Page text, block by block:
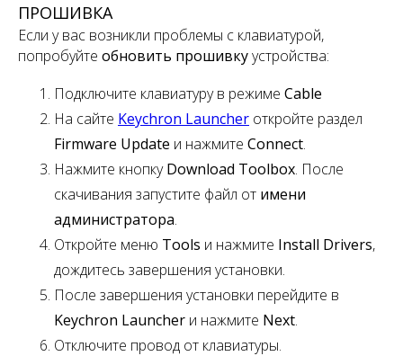
ПРОШИВКА
Если у вас возникли проблемы с клавиатурой,
попробуйте обновить прошивкуустройства:
Подключите клавиатуру в режиме Cable
На сайте Keychron Launcher откройте раздел
Firmware Update и нажмите Connect.
Нажмите кнопкуDownload Toolbox. После
скачивания запустите файл от имени
администратора.
Откройте меню Tools и нажмите Install Drivers,
дождитесь завершения установки.
После завершения установки перейдите в
Keychron Launcher и нажмите Next.
Отключите провод от клавиатуры.